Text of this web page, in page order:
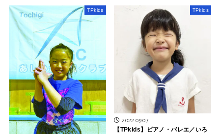
TPkids TPkids
2022.09.07
【TPkids】ピアノ・バレエ／いろ